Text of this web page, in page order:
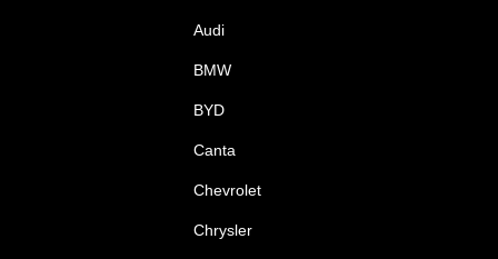
Audi
BMW
BYD
Canta
Chevrolet
Chrysler